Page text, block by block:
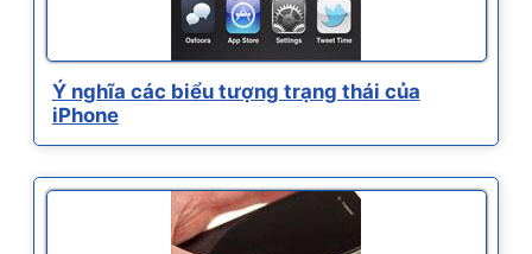
Ý nghĩa các biểu tượng trạng thái của
iPhone